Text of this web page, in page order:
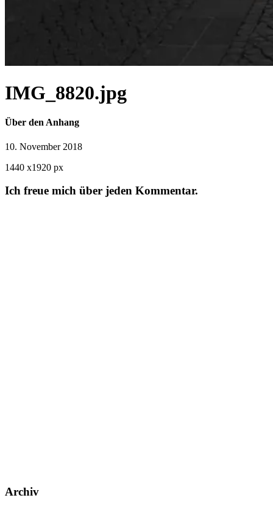
IMG_8820.jpg
Über den Anhang
10. November 2018
1440 x1920 px
Ich freue mich über jeden Kommentar.
Archiv